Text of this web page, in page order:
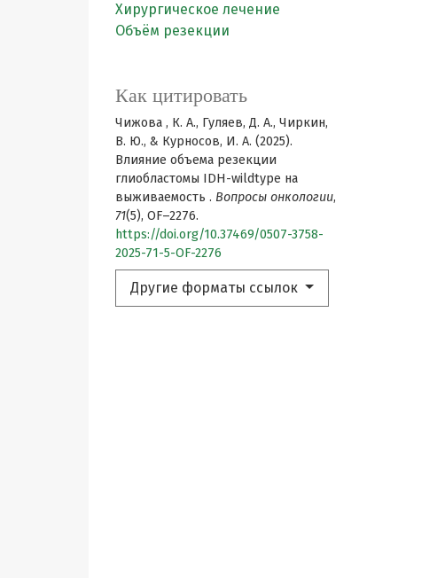
Хирургическое лечение
Объём резекции
Как цитировать
Чижова , К. А., Гуляев, Д. А., Чиркин,
В. Ю., & Курносов, И. А. (2025).
Влияние объема резекции
глиобластомы IDH-wildtype на
выживаемость . Вопросы онкологии,
71(5), OF–2276.
https://doi.org/10.37469/0507-3758-
2025-71-5-OF-2276
Другие форматы ссылок